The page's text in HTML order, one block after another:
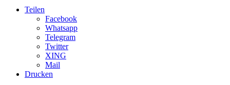
Teilen
Facebook
Whatsapp
Telegram
Twitter
XING
Mail
Drucken